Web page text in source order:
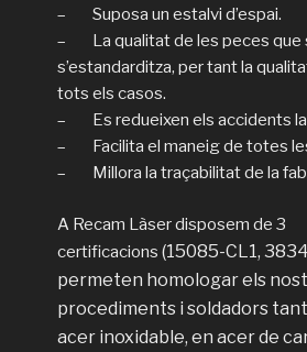
– Suposa un estalvi d’espai.
– La qualitat de les peces que
s’estandarditza, per tant la
tots els casos.
– Es redueixen els accidents
– Facilita el maneig de totes
– Millora la traçabilitat de la
A Recam Làser disposem de 3
certificacions(15085-CL1,
permeten homologar els
procediments i soldadors
acer inoxidable, en acer de